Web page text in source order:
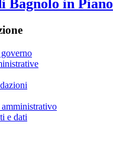
Bagnolo in Piano
amministrativo
e dati